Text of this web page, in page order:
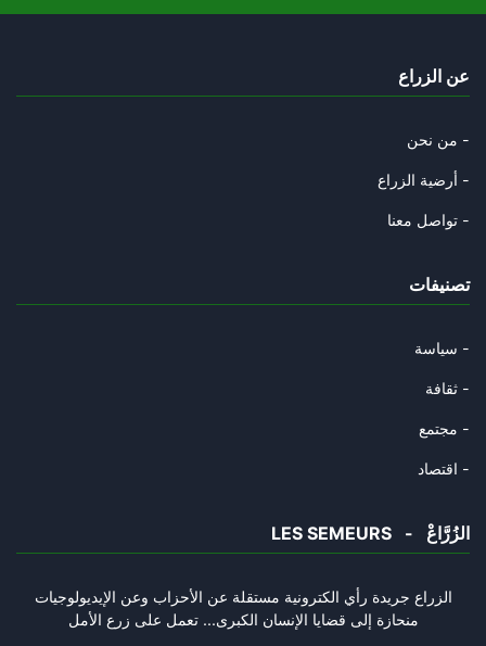
عن الزراع
من نحن -
أرضية الزراع -
تواصل معنا -
تصنيفات
سياسة -
ثقافة -
مجتمع -
اقتصاد -
LES SEMEURS - الزُرَّاعْ
الزراع جريدة رأي الكترونية مستقلة عن الأحزاب وعن الإيديولوجيات
منحازة إلى قضايا الإنسان الكبرى... تعمل على زرع الأمل